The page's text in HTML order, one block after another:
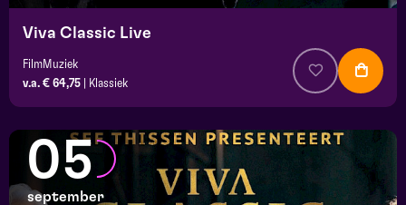
Viva Classic Live
FilmMuziek
v.a. € 64,75
Klassiek
05
september